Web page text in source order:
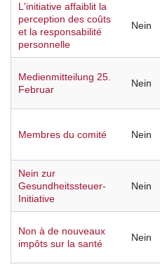
L'initiative affaiblit la
perception des coûts
et la responsabilité
personnelle
Nein
Medienmitteilung 25.
Februar
Nein
Membres du comité Nein
Nein zur
Gesundheitssteuer-
Initiative
Nein
Non à de nouveaux
impôts sur la santé
Nein